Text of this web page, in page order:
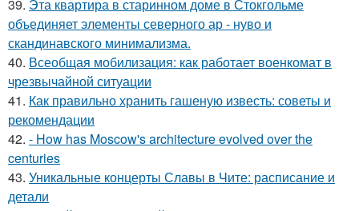
39. Эта квартира в старинном доме в Стокгольме
объединяет элементы северного ар - нуво и
скандинавского минимализма.
40. Всеобщая мобилизация: как работает военкомат в
чрезвычайной ситуации
41. Как правильно хранить гашеную известь: советы и
рекомендации
42. - How has Moscow's architecture evolved over the
centuries
43. Уникальные концерты Славы в Чите: расписание и
детали